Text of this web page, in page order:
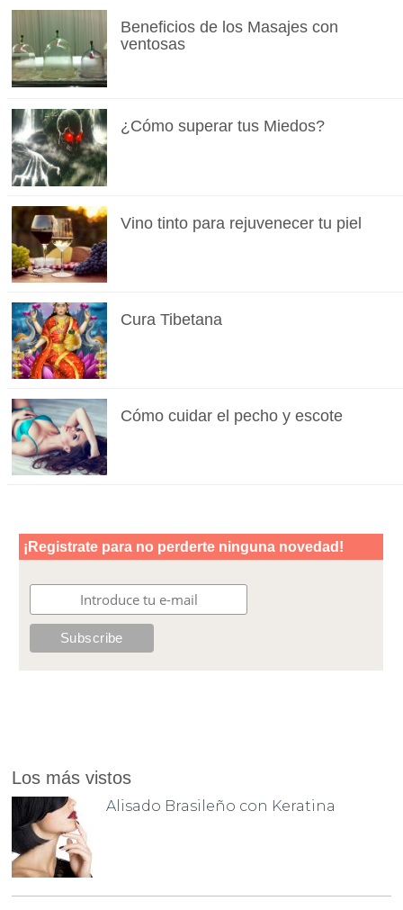
Beneficios de los Masajes con
ventosas
¿Cómo superar tus Miedos?
Vino tinto para rejuvenecer tu piel
Cura Tibetana
Cómo cuidar el pecho y escote
Los más vistos
Alisado Brasileño con Keratina